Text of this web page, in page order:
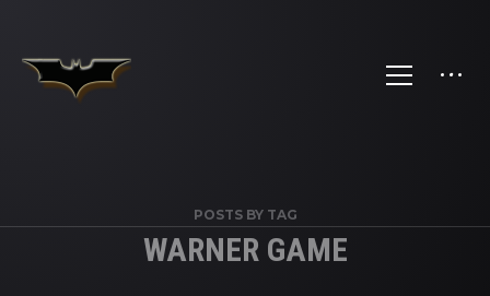
POSTS BY TAG
WARNER GAME